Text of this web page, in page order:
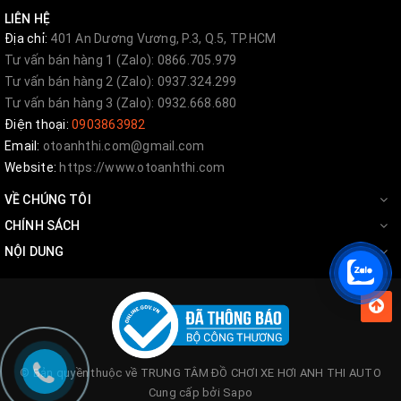
Đăng Ký YouTube:Anh Thi Auto
LIÊN HỆ
Địa chỉ: 401 An Dương Vương, P.3, Q.5, TP.HCM
Tư vấn bán hàng 1 (Zalo): 0866.705.979
Tư vấn bán hàng 2 (Zalo): 0937.324.299
Tư vấn bán hàng 3 (Zalo): 0932.668.680
Điện thoại: 0903863982
Email: otoanhthi.com@gmail.com
Website: https://www.otoanhthi.com
VỀ CHÚNG TÔI
CHÍNH SÁCH
NỘI DUNG
© Bản quyền thuộc về TRUNG TÂM ĐỒ CHƠI XE HƠI ANH THI AUTO
Cung cấp bởi Sapo